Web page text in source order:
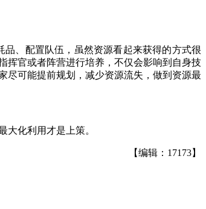
、配置队伍，虽然资源看起来获得的方式很
挥官或者阵营进行培养，不仅会影响到自身技
尽可能提前规划，减少资源流失，做到资源最
化利用才是上策。
【编辑：17173】